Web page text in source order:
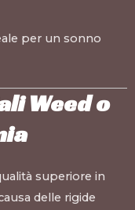
per un sonno
Weed o
superiore in
delle rigide